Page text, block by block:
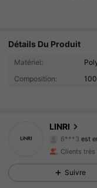
Détails Du Produit
Matériel:
Composition:
LINRI
15K
6***3 est
4.92
15K
Clients très
Suivre